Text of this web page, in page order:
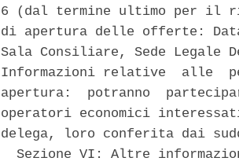
6 (dal termine ultimo per il
di apertura delle offerte:
Sala Consiliare, Sede Legale
Informazioni relative  alle
apertura:  potranno
operatori economici
delega, loro conferita dai
Sezione VI: Altre